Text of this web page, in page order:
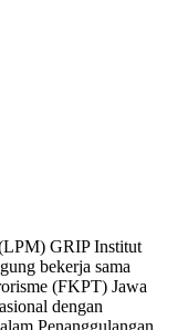
GRIP Institut
bekerja sama
(FKPT) Jawa
dengan
Penanggulangan